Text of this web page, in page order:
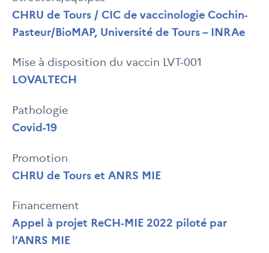
CHRU de Tours / CIC de vaccinologie Cochin-
Pasteur/BioMAP, Université de Tours – INRAe
Mise à disposition du vaccin LVT-001
LOVALTECH
Pathologie
Covid-19
Promotion
CHRU de Tours et ANRS MIE
Financement
Appel à projet ReCH-MIE 2022 piloté par
l’ANRS MIE